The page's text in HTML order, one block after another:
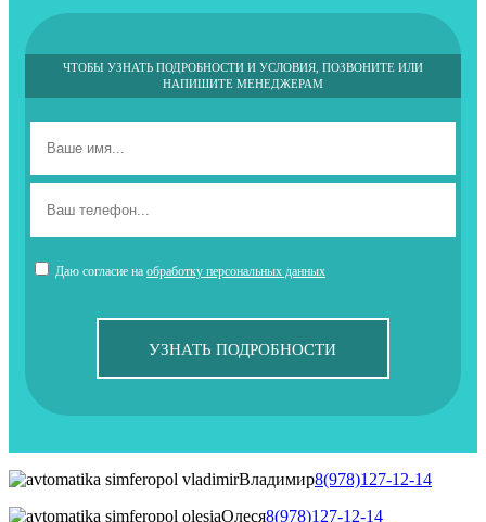
ЧТОБЫ УЗНАТЬ ПОДРОБНОСТИ И УСЛОВИЯ, ПОЗВОНИТЕ ИЛИ
НАПИШИТЕ МЕНЕДЖЕРАМ
Даю согласие наобработку персональных данных
УЗНАТЬ ПОДРОБНОСТИ
Владимир8(978)127-12-14
Олеся8(978)127-12-14